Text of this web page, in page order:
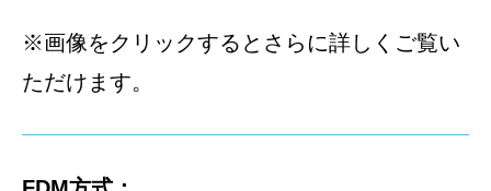
※画像をクリックするとさらに詳しくご覧い
ただけます。